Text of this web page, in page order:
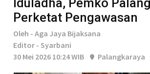
Iduladha, Pemko
Perketat Pengawasan
Oleh - Aga Jaya Bijaksana
Editor - Syarbani
30 Mei 2026 10:24 WIB
Palangkaraya